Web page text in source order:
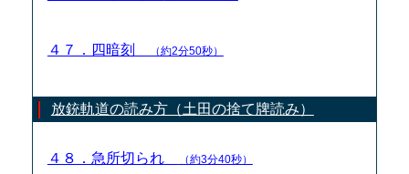
４７．四暗刻 （約2分50秒）
放銃軌道の読み方（土田の捨て牌読み）
４８．急所切られ （約3分40秒）